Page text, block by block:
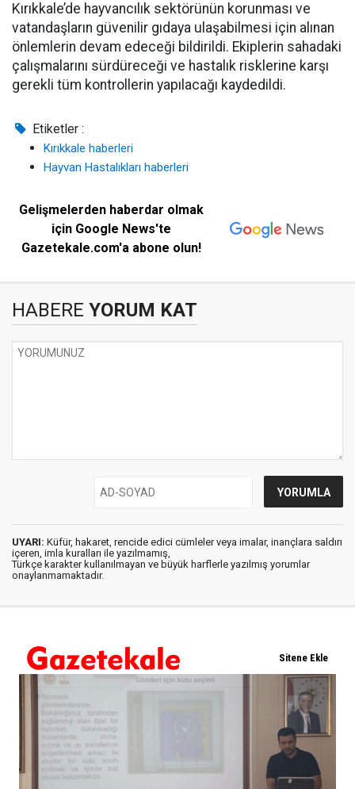
Kırıkkale’de hayvancılık sektörünün korunması ve
vatandaşların güvenilir gıdaya ulaşabilmesi için alınan
önlemlerin devam edeceği bildirildi. Ekiplerin sahadaki
çalışmalarını sürdüreceği ve hastalık risklerine karşı
gerekli tüm kontrollerin yapılacağı kaydedildi.
Etiketler :
Kırıkkale haberleri
Hayvan Hastalıkları haberleri
Gelişmelerden haberdar olmak
için Google News'te
Gazetekale.com'a abone olun!
HABERE YORUM KAT
UYARI: Küfür, hakaret, rencide edici cümleler veya imalar, inançlara saldırı
içeren, imla kuralları ile yazılmamış,
Türkçe karakter kullanılmayan ve büyük harflerle yazılmış yorumlar
onaylanmamaktadır.